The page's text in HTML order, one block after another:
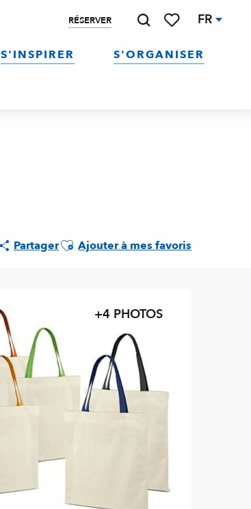
RÉSERVER FR
S'INSPIRER S'ORGANISER
PartagerAjouter aux favoris
Ajouter à mes favoris
+4 PHOTOS